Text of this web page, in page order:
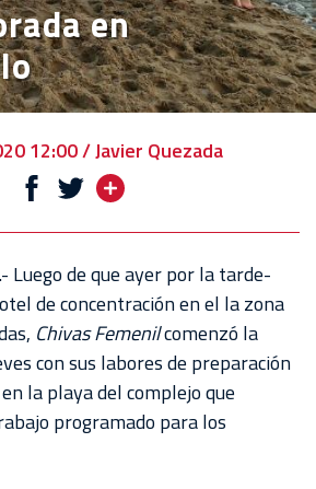
en
12:00 / Javier Quezada
.- Luego de que ayer por la tarde-
de concentración en el la zona
Chivas Femenilcomenzó la
con sus labores de preparación
la playa del complejo que
programado para los